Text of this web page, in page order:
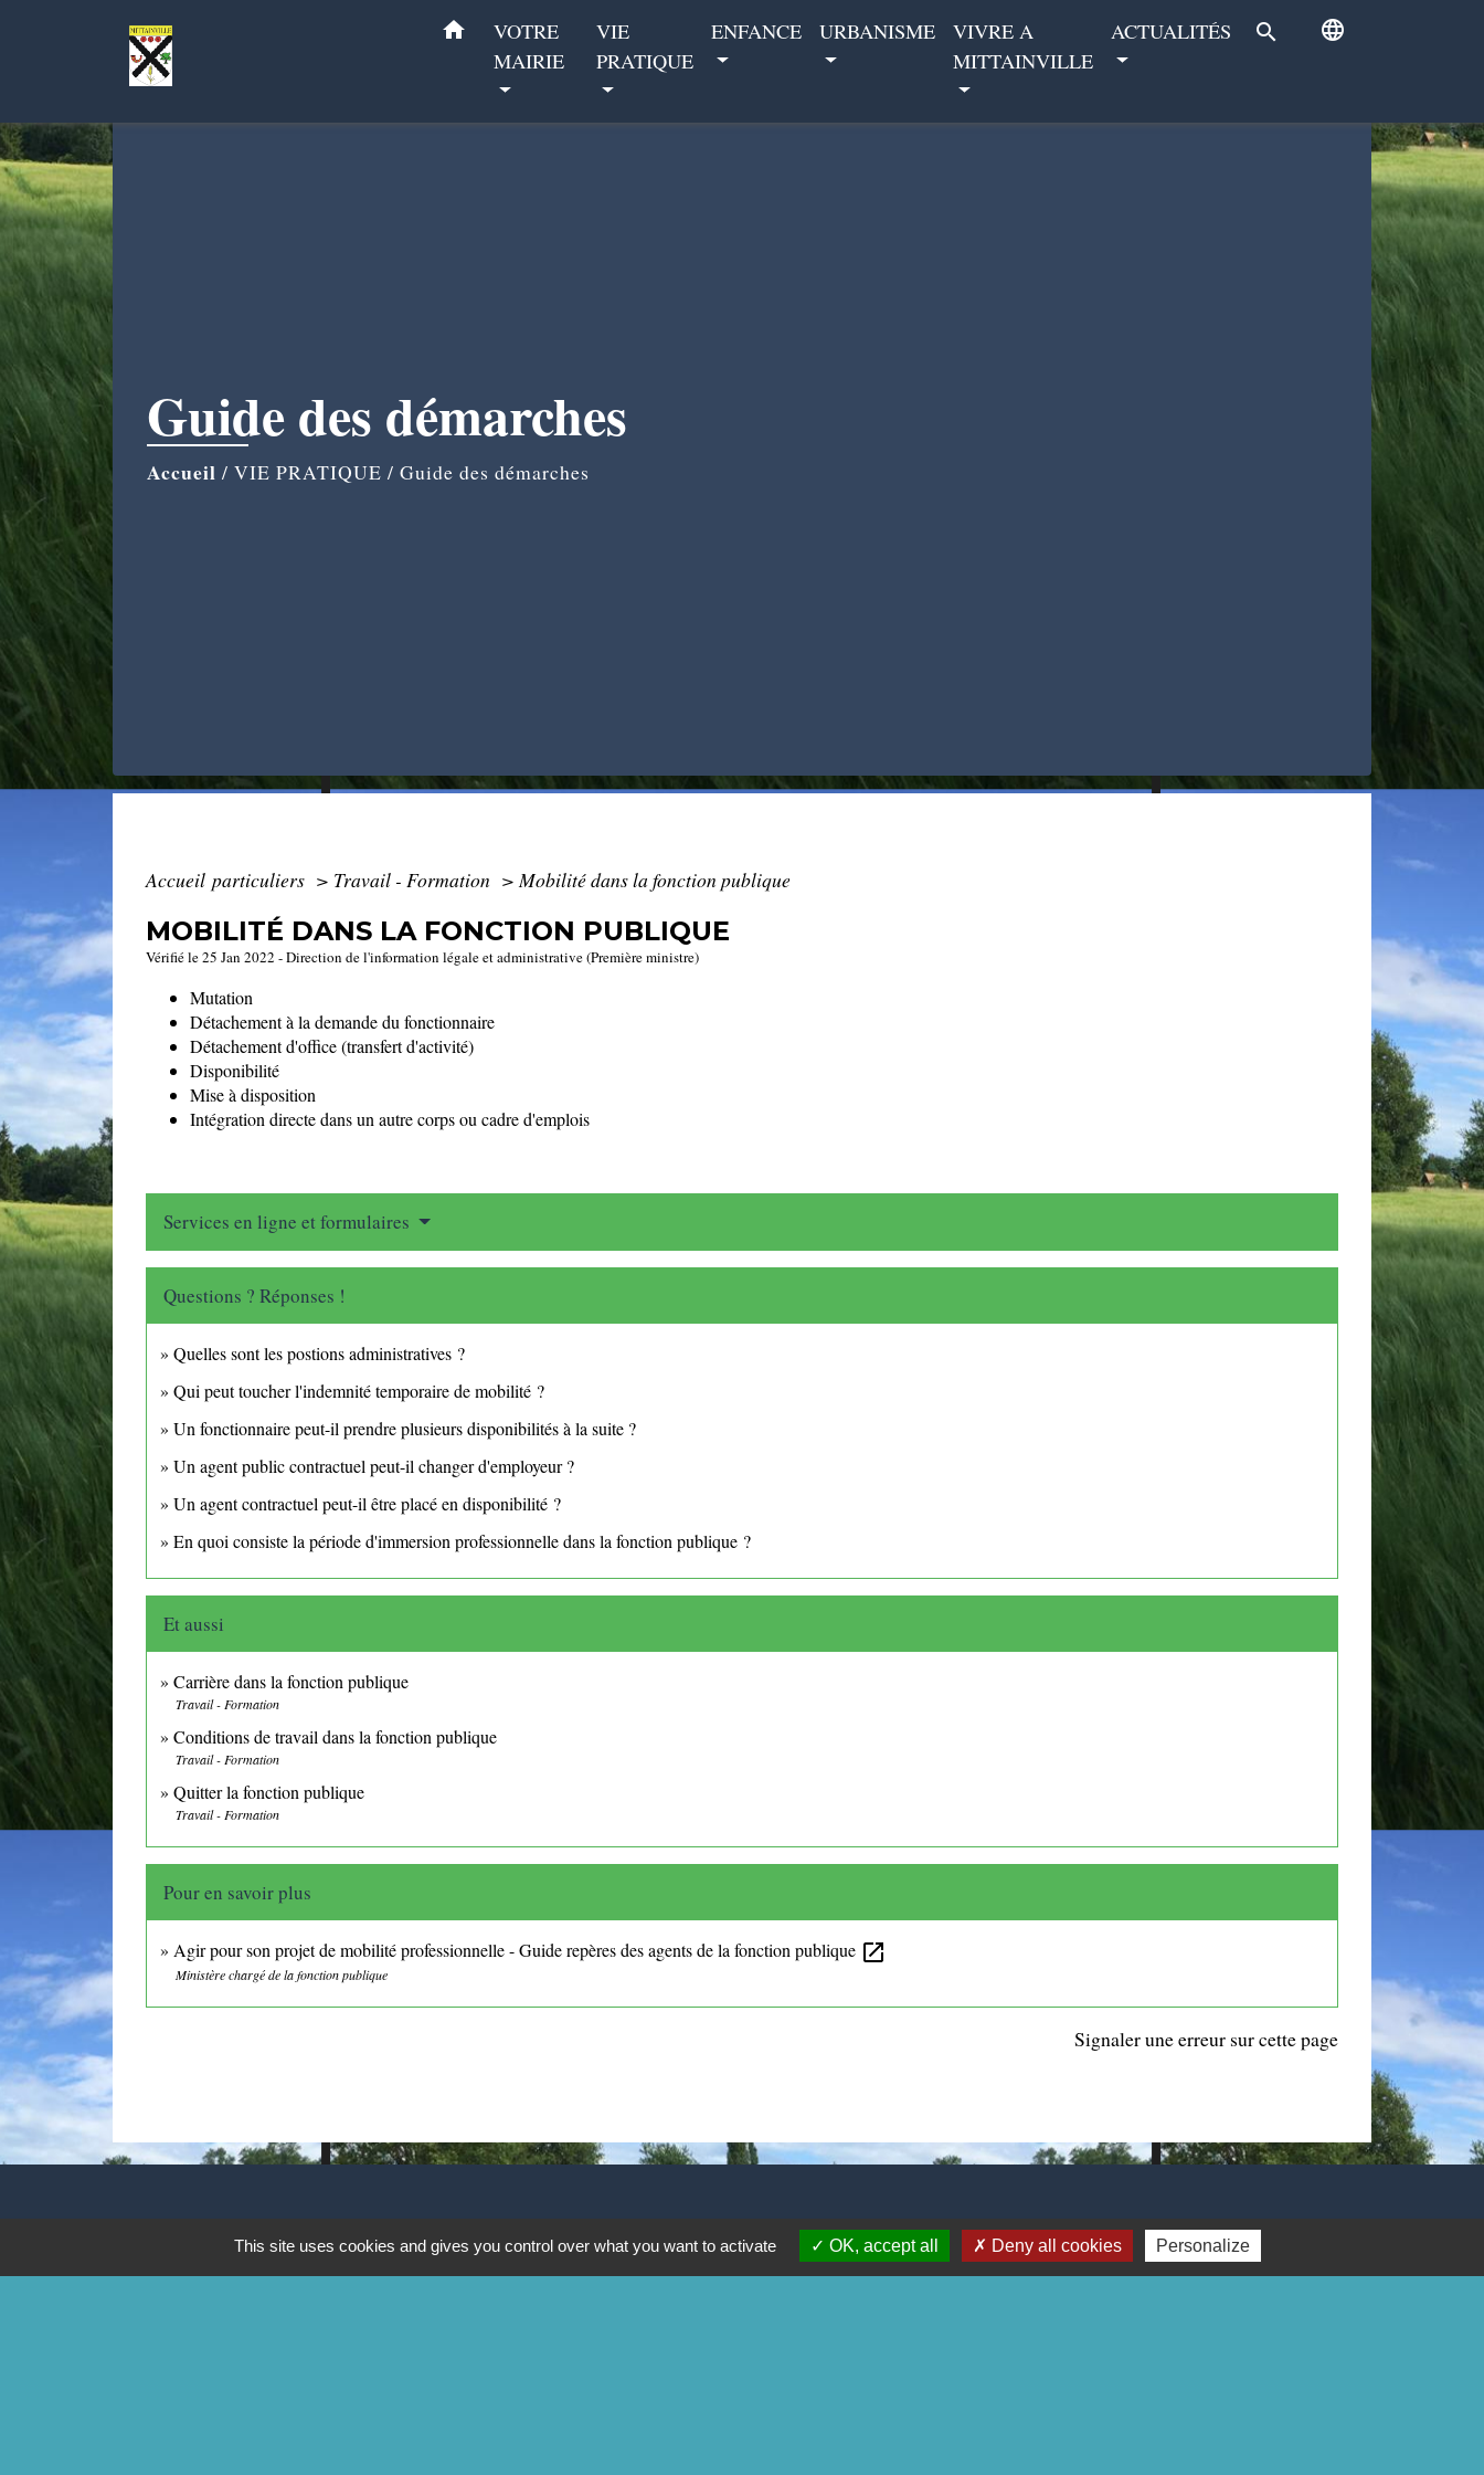
home
VOTRE
MAIRIE
VIE
PRATIQUE
ENFANCE URBANISME
VIVRE A
MITTAINVILLE
ACTUALITÉS search language
Guide des démarches
Accueil / VIE PRATIQUE / Guide des démarches
Accueil particuliers > Travail - Formation > Mobilité dans la fonction publique
MOBILITÉ DANS LA FONCTION PUBLIQUE
Vérifié le 25 Jan 2022 - Direction de l'information légale et administrative (Première ministre)
Mutation
Détachement à la demande du fonctionnaire
Détachement d'office (transfert d'activité)
Disponibilité
Mise à disposition
Intégration directe dans un autre corps ou cadre d'emplois
Services en ligne et formulaires
Questions ? Réponses !
Quelles sont les postions administratives ?
Qui peut toucher l'indemnité temporaire de mobilité ?
Un fonctionnaire peut-il prendre plusieurs disponibilités à la suite ?
Un agent public contractuel peut-il changer d'employeur ?
Un agent contractuel peut-il être placé en disponibilité ?
En quoi consiste la période d'immersion professionnelle dans la fonction publique ?
Et aussi
Carrière dans la fonction publique
Travail - Formation
Conditions de travail dans la fonction publique
Travail - Formation
Quitter la fonction publique
Travail - Formation
Pour en savoir plus
Agir pour son projet de mobilité professionnelle - Guide repères des agents de la fonction publique open_in_new
Ministère chargé de la fonction publique
Signaler une erreur sur cette page
CONTACTS
This site uses cookies and gives you control over what you want to activate OK, accept all Deny all cookies Personalize